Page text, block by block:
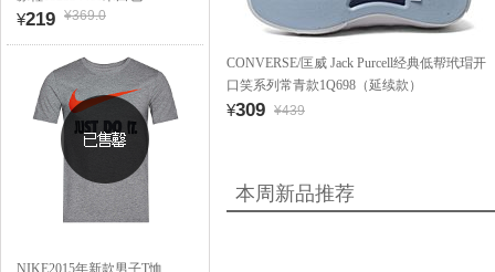
¥219 ¥369.0
NIKE2015年新款男子T恤
CONVERSE/匡威 Jack Purcell经典低帮玳瑁开
口笑系列常青款1Q698（延续款）
¥309 ¥439
本周新品推荐